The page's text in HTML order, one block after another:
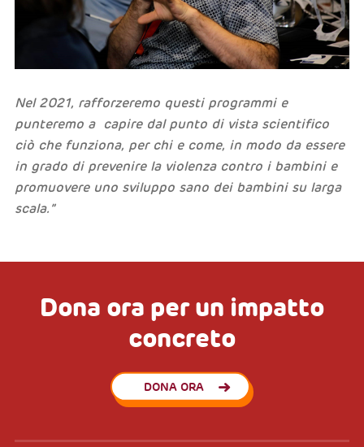
Nel 2021, rafforzeremo questi programmi e
punteremo a capire dal punto di vista scientifico
ciò che funziona, per chi e come, in modo da essere
in grado di prevenire la violenza contro i bambini e
promuovere uno sviluppo sano dei bambini su larga
scala.”
Dona ora per un impatto
concreto
DONA ORA